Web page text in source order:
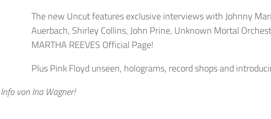
The new Uncut features exclusive interviews with Johnny
Auerbach, Shirley Collins, John Prine, Unknown Mortal
MARTHA REEVES Official Page!
Plus Pink Floyd unseen, holograms, record shops and
Info von Ina Wagner!